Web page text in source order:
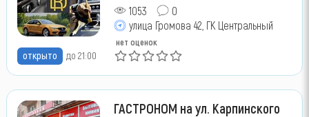
открыто до 21:00
1053
0
улица Громова 42, ГК Центральный
нет оценок
ГАСТРОНОМ на ул. Карпинского